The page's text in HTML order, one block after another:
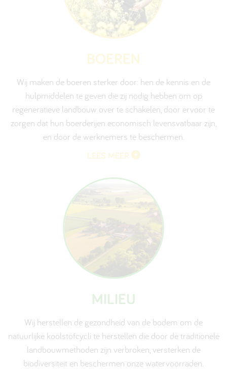
BOEREN
Wij maken de boeren sterker door: hen de kennis en de
hulpmiddelen te geven die zij nodig hebben om op
regeneratieve landbouw over te schakelen, door ervoor te
zorgen dat hun boerderijen economisch levensvatbaar zijn,
en door de werknemers te beschermen.
LEES MEER
MILIEU
Wij herstellen de gezondheid van de bodem om de
natuurlijke koolstofcycli te herstellen die door de traditionele
landbouwmethoden zijn verbroken, versterken de
biodiversiteit en beschermen onze watervoorraden.